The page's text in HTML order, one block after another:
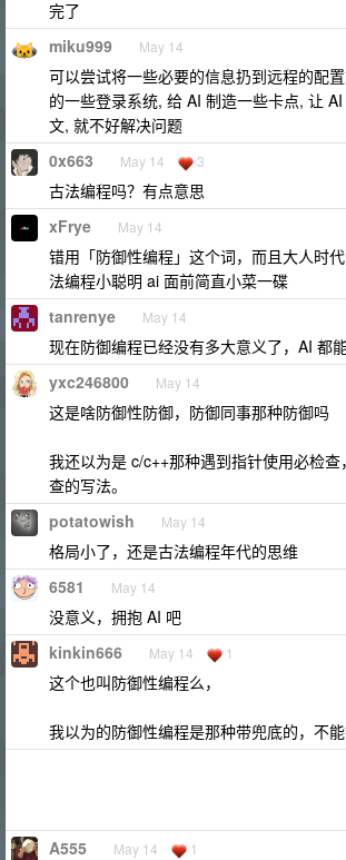
完了
miku999 May 14
可以尝试将一些必要的信息扔到远程的配
的一些登录系统, 给 AI 制造一些卡点, 让
文, 就不好解决问题
0x663 May 14 3
古法编程吗？有点意思
xFrye May 14
错用「防御性编程」这个词，而且大人时
法编程小聪明 ai 面前简直小菜一碟
tanrenye May 14
现在防御编程已经没有多大意义了，AI 都
yxc246800 May 14
这是啥防御性防御，防御同事那种防御吗
我还以为是 c/c++那种遇到指针使用必检
查的写法。
potatowish May 14
格局小了，还是古法编程年代的思维
6581 May 14
没意义，拥抱 AI 吧
kinkin666 May 14 1
这个也叫防御性编程么，
我以为的防御性编程是那种带兜底的，不
A555 May 14 1